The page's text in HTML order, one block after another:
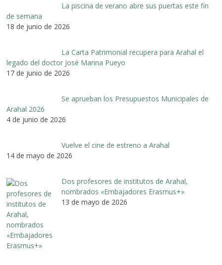
La piscina de verano abre sus puertas este fin
de semana
18 de junio de 2026
La Carta Patrimonial recupera para Arahal el
legado del doctor José Marina Pueyo
17 de junio de 2026
Se aprueban los Presupuestos Municipales de
Arahal 2026
4 de junio de 2026
Vuelve el cine de estreno a Arahal
14 de mayo de 2026
Dos profesores de institutos de Arahal,
nombrados «Embajadores Erasmus+»
13 de mayo de 2026